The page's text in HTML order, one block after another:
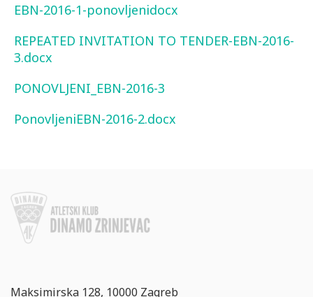
EBN-2016-1-ponovljenidocx
REPEATED INVITATION TO TENDER-EBN-2016-
3.docx
PONOVLJENI_EBN-2016-3
PonovljeniEBN-2016-2.docx
Maksimirska 128, 10000 Zagreb